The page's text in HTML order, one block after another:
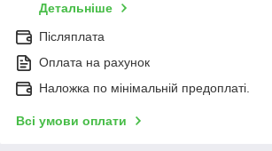
Детальніше
Післяплата
Оплата на рахунок
Наложка по мінімальній предоплаті.
Всі умови оплати